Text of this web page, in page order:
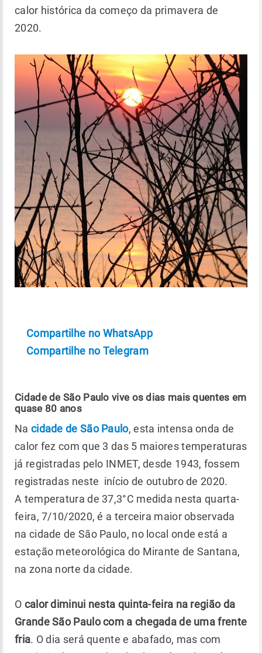
calor histórica da começo da primavera de
2020.
Compartilhe no WhatsApp
Compartilhe no Telegram
Cidade de São Paulo vive os dias mais quentes em
quase 80 anos
Na cidade de São Paulo, esta intensa onda de
calor fez com que 3 das 5 maiores temperaturas
já registradas pelo INMET, desde 1943, fossem
registradas neste início de outubro de 2020.
A temperatura de 37,3°C medida nesta quarta-
feira, 7/10/2020, é a terceira maior observada
na cidade de São Paulo, no local onde está a
estação meteorológica do Mirante de Santana,
na zona norte da cidade.
O calor diminui nesta quinta-feira na região da
Grande São Paulo com a chegada de uma frente
fria. O dia será quente e abafado, mas com